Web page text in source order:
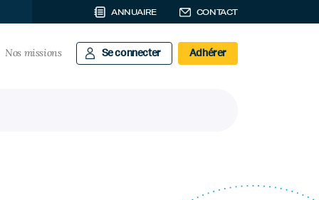
ANNUAIRE CONTACT
Nos missions Se connecter Adhérer